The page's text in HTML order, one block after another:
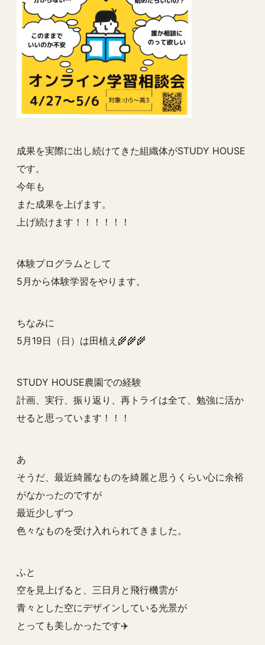
成果を実際に出し続けてきた組織体がSTUDY HOUSE
です。
今年も
また成果を上げます。
上げ続けます！！！！！！
体験プログラムとして
5月から体験学習をやります。
ちなみに
5月19日（日）は田植え🌾🌾🌾
STUDY HOUSE農園での経験
計画、実行、振り返り、再トライは全て、勉強に活か
せると思っています！！！
あ
そうだ、最近綺麗なものを綺麗と思うくらい心に余裕
がなかったのですが
最近少しずつ
色々なものを受け入れられてきました。
ふと
空を見上げると、三日月と飛行機雲が
青々とした空にデザインしている光景が
とっても美しかったです✈️